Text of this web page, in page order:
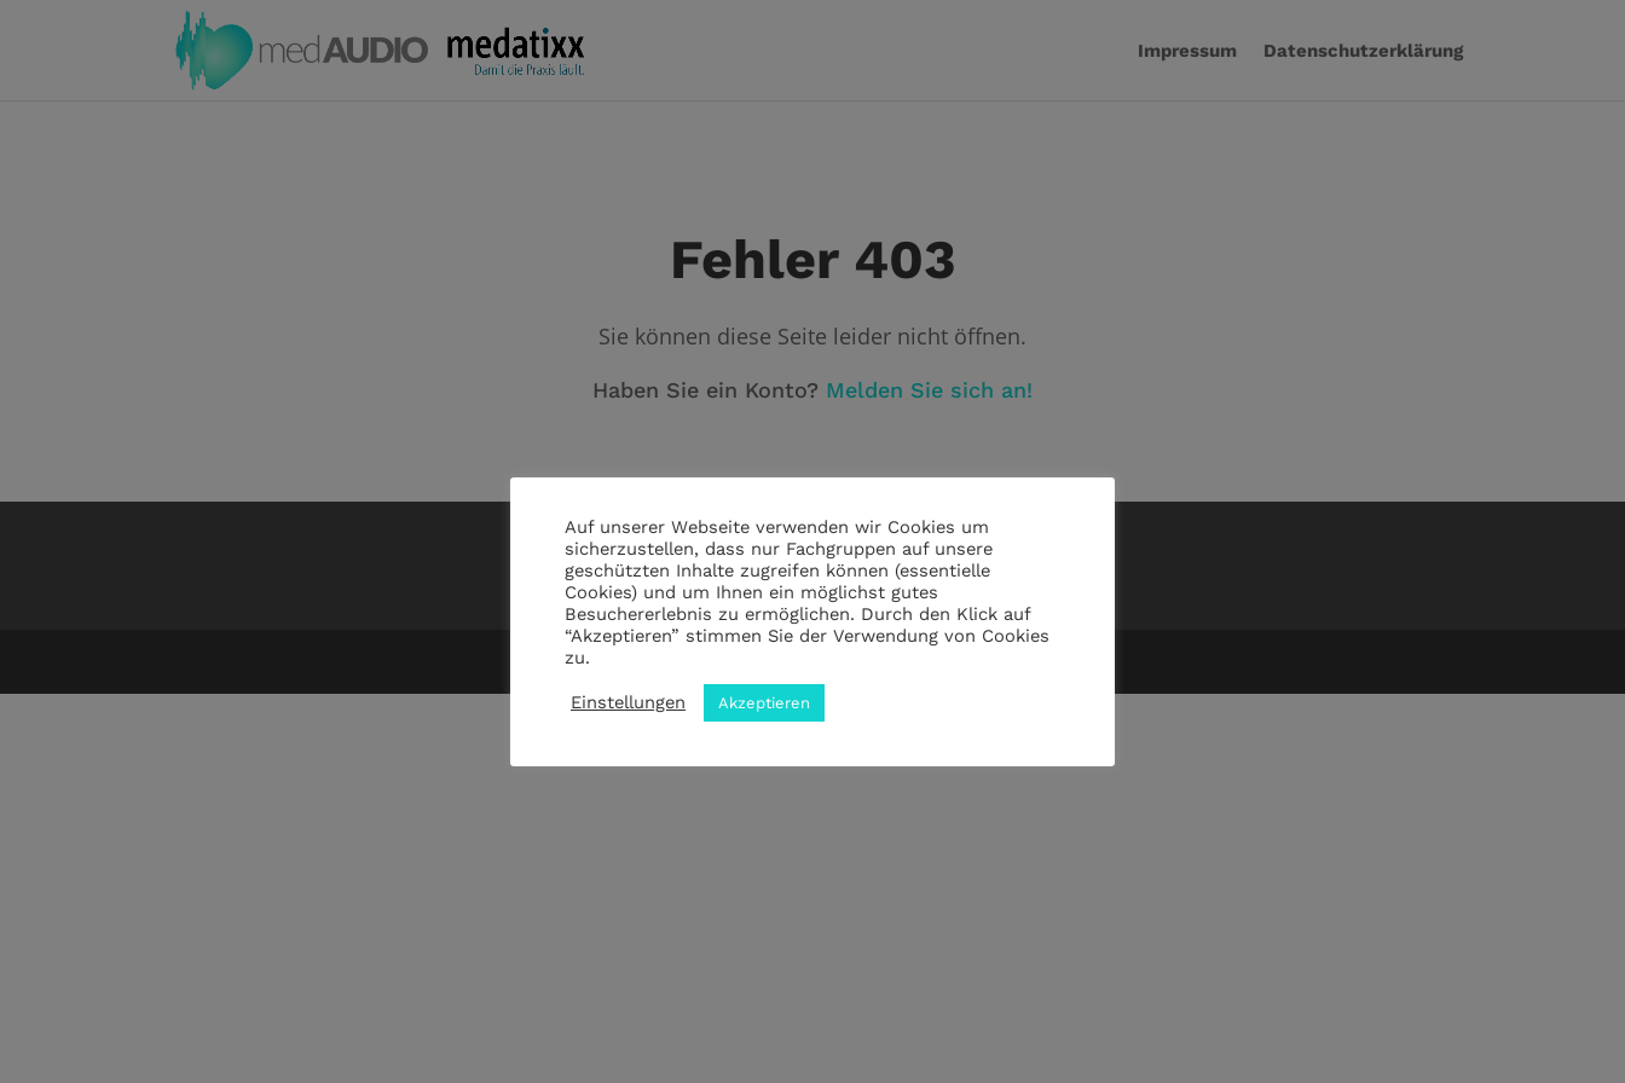
Impressum Datenschutzerklärung
Fehler 403
Sie können diese Seite leider nicht öffnen.
Haben Sie ein Konto? Melden Sie sich an!
Impressum|Datenschutz|ANB
Auf unserer Webseite verwenden wir Cookies um
sicherzustellen, dass nur Fachgruppen auf unsere
geschützten Inhalte zugreifen können (essentielle
Cookies) und um Ihnen ein möglichst gutes
Besuchererlebnis zu ermöglichen. Durch den Klick auf
“Akzeptieren” stimmen Sie der Verwendung von Cookies
zu.
Einstellungen Akzeptieren